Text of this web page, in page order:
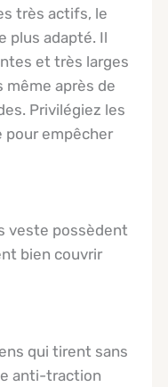
très actifs, le
plus adapté. Il
et très larges
après de
Privilégiez les
pour empêcher
veste possèdent
bien couvrir
qui tirent sans
anti-traction